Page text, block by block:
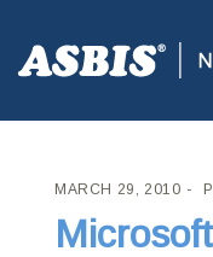
ASBIS CROATIA>
MARCH 29, 2010